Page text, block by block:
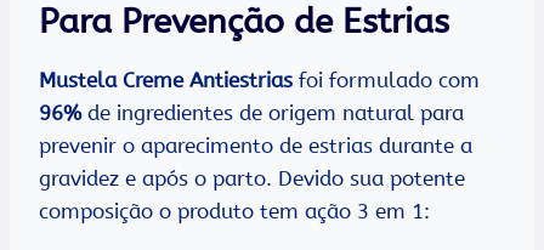
Para Prevenção de Estrias
Mustela Creme Antiestrias foi formulado com
96%de ingredientes de origem natural para
prevenir o aparecimento de estrias durante a
gravidez e após o parto. Devido sua potente
composição o produto tem ação 3 em 1: